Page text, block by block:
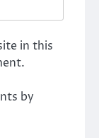
in this
by